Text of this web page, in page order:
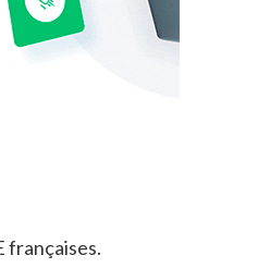
françaises.